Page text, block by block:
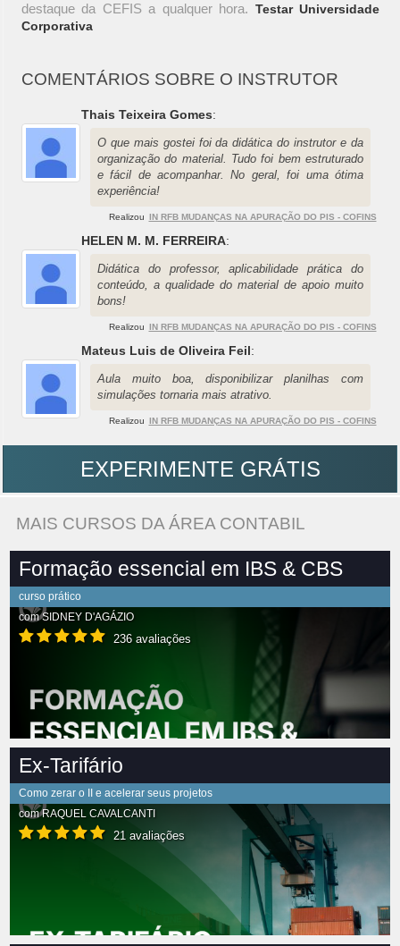
destaque da CEFIS a qualquer hora. Testar Universidade
Corporativa
COMENTÁRIOS SOBRE O INSTRUTOR
Thais Teixeira Gomes:
O que mais gostei foi da didática do instrutor e da
organização do material. Tudo foi bem estruturado
e fácil de acompanhar. No geral, foi uma ótima
experiência!
Realizou IN RFB MUDANÇAS NA APURAÇÃO DO PIS - COFINS
HELEN M. M. FERREIRA:
Didática do professor, aplicabilidade prática do
conteúdo, a qualidade do material de apoio muito
bons!
Realizou IN RFB MUDANÇAS NA APURAÇÃO DO PIS - COFINS
Mateus Luis de Oliveira Feil:
Aula muito boa, disponibilizar planilhas com
simulações tornaria mais atrativo.
Realizou IN RFB MUDANÇAS NA APURAÇÃO DO PIS - COFINS
EXPERIMENTE GRÁTIS
MAIS CURSOS DA ÁREA CONTABIL
Formação essencial em IBS & CBS
curso prático
comSIDNEY D'AGÁZIO
236 avaliações
Ex-Tarifário
Como zerar o II e acelerar seus projetos
comRAQUEL CAVALCANTI
21 avaliações